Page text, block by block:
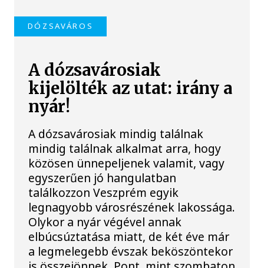
DÓZSAVÁROS
A dózsavárosiak
kijelölték az utat: irány a
nyár!
A dózsavárosiak mindig találnak
mindig találnak alkalmat arra, hogy
közösen ünnepeljenek valamit, vagy
egyszerűen jó hangulatban
találkozzon Veszprém egyik
legnagyobb városrészének lakossága.
Olykor a nyár végével annak
elbúcsúztatása miatt, de két éve már
a legmelegebb évszak beköszöntekor